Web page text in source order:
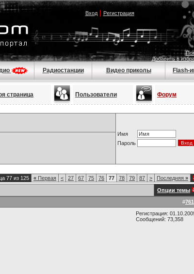
Вход| Регистрация
Добавить в
Радиостанции Видео приколы Flash-
страница Пользователи Форум
Имя
Пароль
77 из 125 « Первая < 27 67 75 76 77 78 79 87 > Последняя »
Опции темы
#761
Регистрация:
Сообщений: 73,358